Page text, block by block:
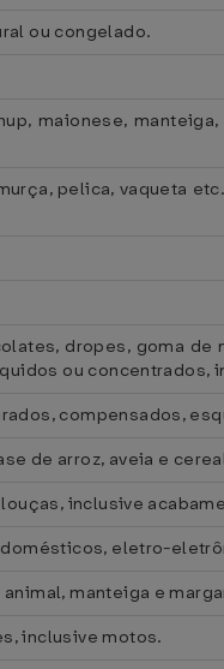
ou congelado.
maionese,
pelica, vaqueta
dropes, goma
ou concentrados,
compensados,
de arroz, aveia e
inclusive
eletro-
manteiga e
inclusive motos.